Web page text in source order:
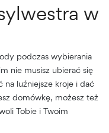
w
podczas wybierania
nie musisz ubierać się
na luźniejsze kroje i dać
domówkę, możesz też
Tobie i Twoim